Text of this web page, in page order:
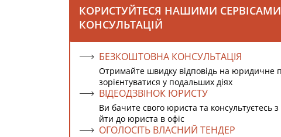
КОРИСТУЙТЕСЯ НАШИМИ
КОНСУЛЬТАЦІЙ
БЕЗКОШТОВНА КОНСУЛЬТАЦІЯ
Отримайте швидку відповідь на
зорієнтуватися у подальших діях
ВІДЕОДЗВІНОК ЮРИСТУ
Ви бачите свого юриста та
йти до юриста в офіс
ОГОЛОСІТЬ ВЛАСНИЙ ТЕНДЕР